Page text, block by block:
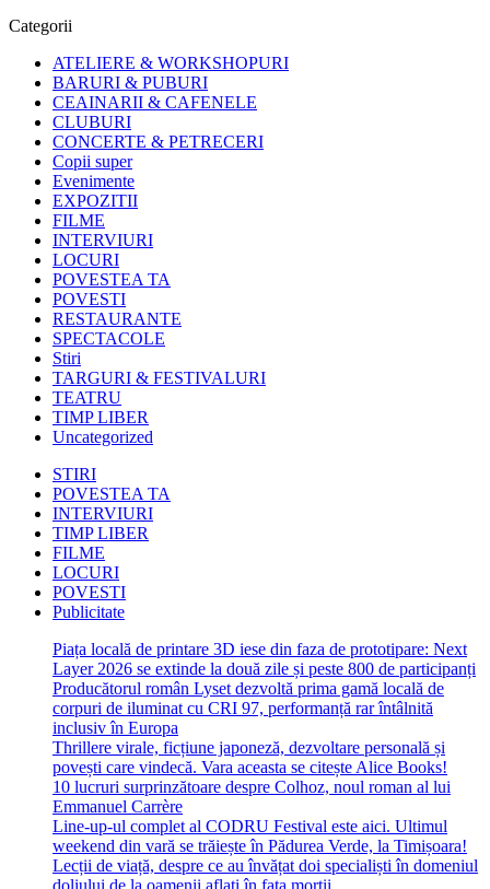
Categorii
ATELIERE & WORKSHOPURI
BARURI & PUBURI
CEAINARII & CAFENELE
CLUBURI
CONCERTE & PETRECERI
Copii super
Evenimente
EXPOZITII
FILME
INTERVIURI
LOCURI
POVESTEA TA
POVESTI
RESTAURANTE
SPECTACOLE
Stiri
TARGURI & FESTIVALURI
TEATRU
TIMP LIBER
Uncategorized
STIRI
POVESTEA TA
INTERVIURI
TIMP LIBER
FILME
LOCURI
POVESTI
Publicitate
Piața locală de printare 3D iese din faza de prototipare: Next
Layer 2026 se extinde la două zile și peste 800 de participanți
Producătorul român Lyset dezvoltă prima gamă locală de
corpuri de iluminat cu CRI 97, performanță rar întâlnită
inclusiv în Europa
Thrillere virale, ficțiune japoneză, dezvoltare personală și
povești care vindecă. Vara aceasta se citește Alice Books!
10 lucruri surprinzătoare despre Colhoz, noul roman al lui
Emmanuel Carrère
Line-up-ul complet al CODRU Festival este aici. Ultimul
weekend din vară se trăiește în Pădurea Verde, la Timișoara!
Lecții de viață, despre ce au învățat doi specialiști în domeniul